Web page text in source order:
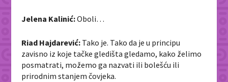
Jelena Kalinić:Oboli…
Riad Hajdarević: Tako je. Tako da je u principu
zavisno iz koje tačke gledišta gledamo, kako želimo
posmatrati, možemo ga nazvati ili bolešću ili
prirodnim stanjem čovjeka.